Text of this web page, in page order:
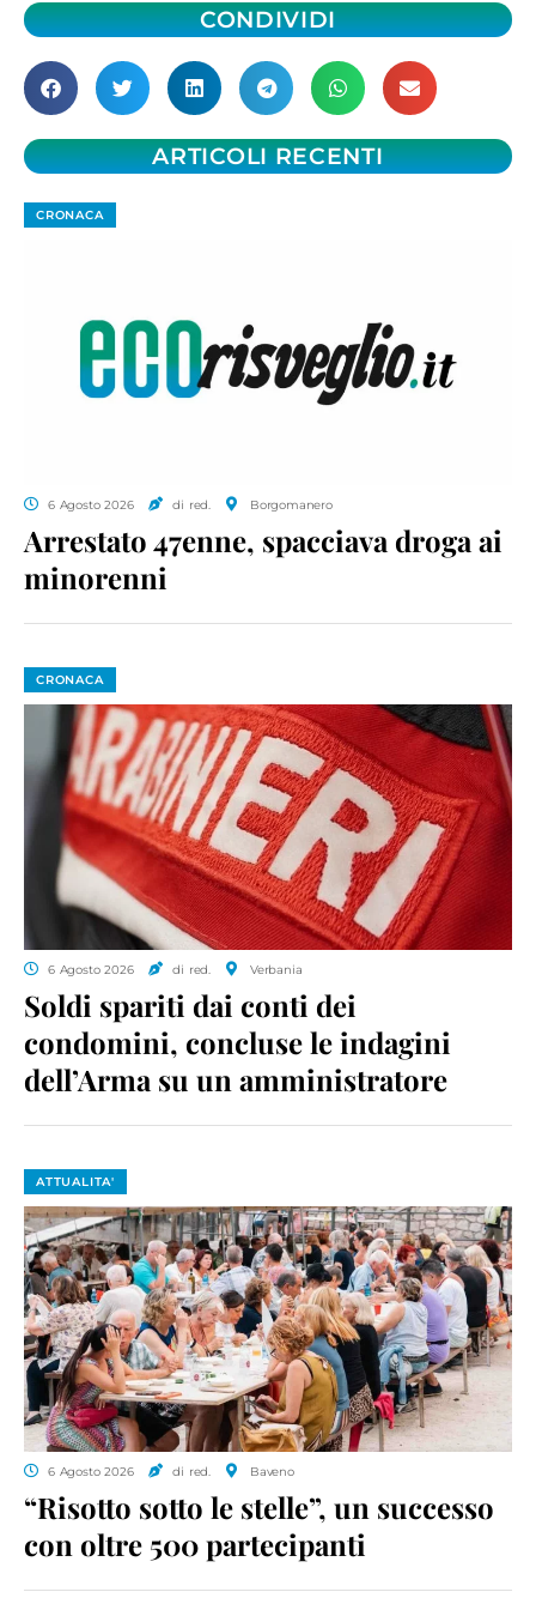
CONDIVIDI
ARTICOLI RECENTI
CRONACA
6 Agosto 2026 di red. Borgomanero
Arrestato 47enne, spacciava droga ai
minorenni
CRONACA
6 Agosto 2026 di red. Verbania
Soldi spariti dai conti dei
condomini, concluse le indagini
dell’Arma su un amministratore
ATTUALITA'
6 Agosto 2026 di red. Baveno
“Risotto sotto le stelle”, un successo
con oltre 500 partecipanti